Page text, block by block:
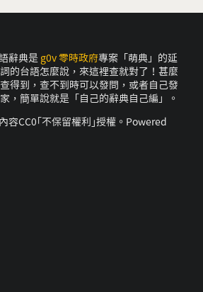
辭典是 g0v 零時政府專案「萌典」的延
的台語怎麼說，來這裡查就對了！甚麼
得到，查不到時可以發問，或者自己發
，簡單說就是「自己的辭典自己編」。
容CC0｢不保留權利｣授權。Powered